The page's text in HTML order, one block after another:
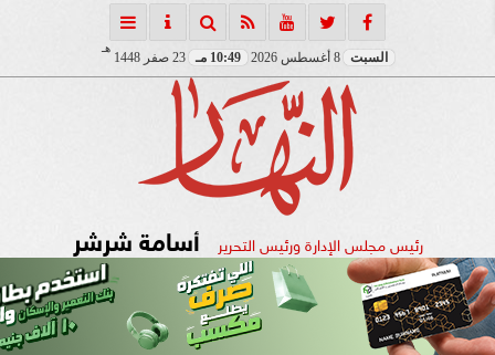
السبت 8 أغسطس 2026 10:49 مـ 23 صفر 1448
هـ
رئيس مجلس الإدارة ورئيس التحرير أسامة شرشر